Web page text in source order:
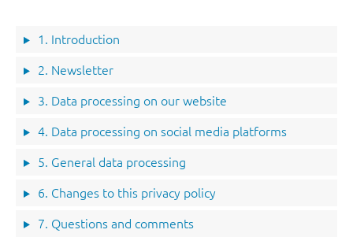
1. Introduction
2. Newsletter
3. Data processing on our website
4. Data processing on social media platforms
5. General data processing
6. Changes to this privacy policy
7. Questions and comments